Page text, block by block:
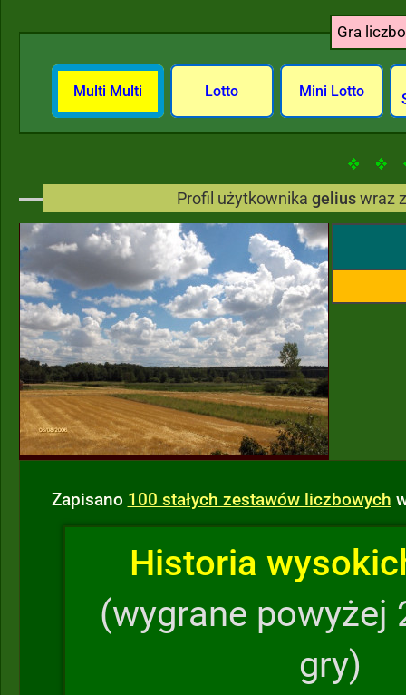
Gra
Multi Multi Lotto Mini Lotto
Profil użytkownika geliuswraz
Zapisano 100 stałych zestawów liczbowych
Historia
(wygrane powyżej
gry)